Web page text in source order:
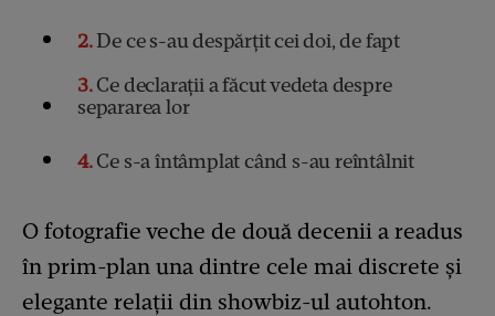
2De ce s-au despărțit cei doi, de fapt
3Ce declarații a făcut vedeta despre
separarea lor
4Ce s-a întâmplat când s-au reîntâlnit
O fotografie veche de două decenii a readus
în prim-plan una dintre cele mai discrete și
elegante relații din showbiz-ul autohton.